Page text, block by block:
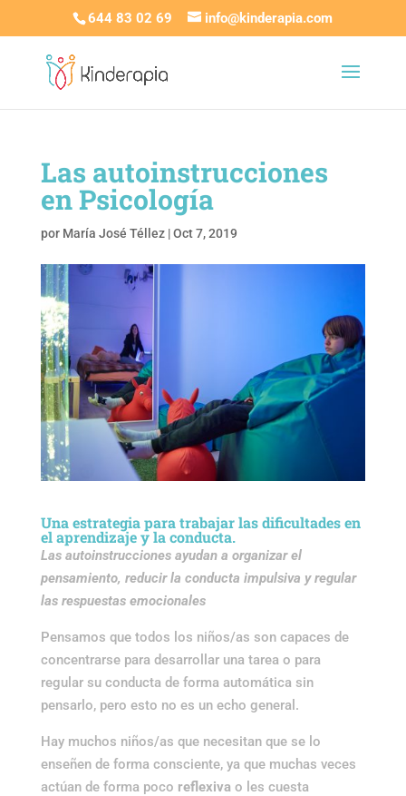
644 83 02 69 info@kinderapia.com
Las autoinstrucciones
en Psicología
por María José Téllez|Oct 7, 2019
Una estrategia para trabajar las dificultades en
el aprendizaje y la conducta.
Las autoinstrucciones ayudan a organizar el
pensamiento, reducir la conducta impulsiva y regular
las respuestas emocionales
Pensamos que todos los niños/as son capaces de
concentrarse para desarrollar una tarea o para
regular su conducta de forma automática sin
pensarlo, pero esto no es un echo general.
Hay muchos niños/as que necesitan que se lo
enseñen de forma consciente, ya que muchas veces
actúan de forma poco reflexivao les cuesta